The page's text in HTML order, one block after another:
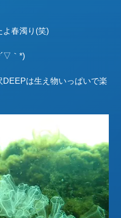
よ春濁り(笑)
｀*)
は生え物いっぱいで楽